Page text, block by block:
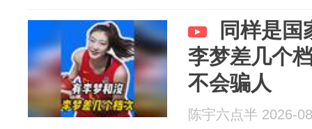
同样是国
李梦差几个
不会骗人
陈宇六点半 2026-